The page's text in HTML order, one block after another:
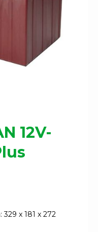
12V-
x 181 x 272